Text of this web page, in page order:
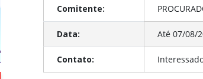
Comitente:
Data: Até 07/08/
Contato: